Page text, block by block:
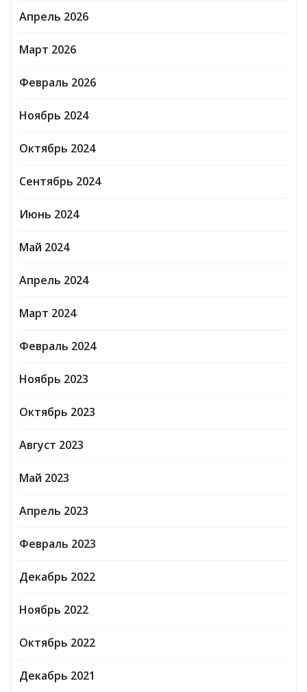
Апрель 2026
Март 2026
Февраль 2026
Ноябрь 2024
Октябрь 2024
Сентябрь 2024
Июнь 2024
Май 2024
Апрель 2024
Март 2024
Февраль 2024
Ноябрь 2023
Октябрь 2023
Август 2023
Май 2023
Апрель 2023
Февраль 2023
Декабрь 2022
Ноябрь 2022
Октябрь 2022
Декабрь 2021